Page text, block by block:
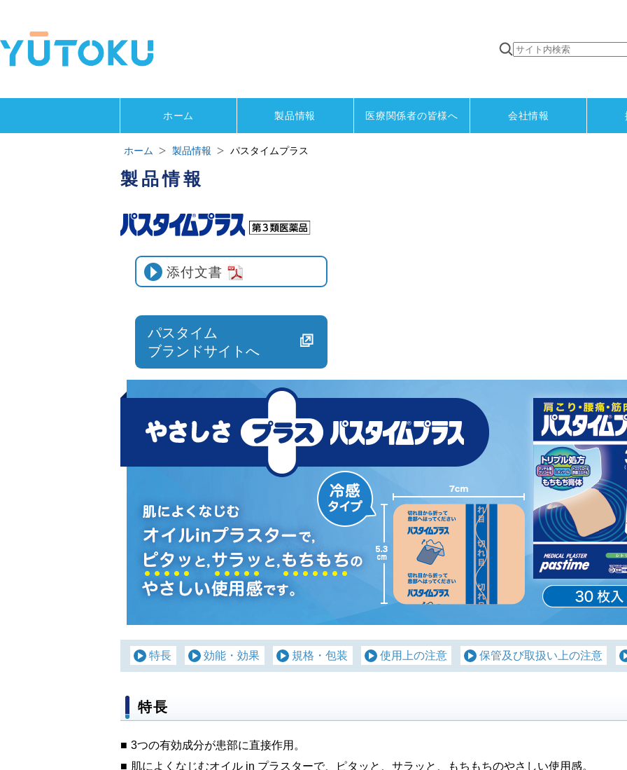
ホーム 製品情報 医療関係者の皆様へ 会社情報
ホーム 製品情報 パスタイムプラス
製品情報
添付文書
パスタイム
ブランドサイトへ
特長 効能・効果 規格・包装 使用上の注意 保管及び取扱い上の注意
特長
3つの有効成分が患部に直接作用。
肌によくなじむオイル in プラスターで、ピタッと、サラッと、もちもちのやさしい使用感。